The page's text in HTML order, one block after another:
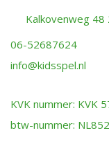
Kalkovenweg 48
06-52687624
info@kidsspel.nl
KVK nummer: KVK
btw-nummer: